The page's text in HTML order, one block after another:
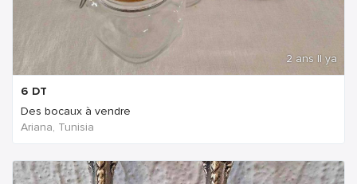
2 ans Il ya
6 DT
Des bocaux à vendre
Ariana, Tunisia